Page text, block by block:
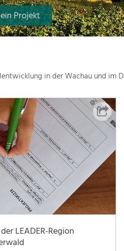
Projekt
in der Wachau und im
LEADER-Region